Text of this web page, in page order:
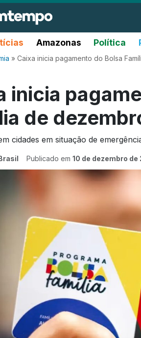
Amazonas Política
» Caixa inicia pagamento do Bolsa
inicia
de
cidades em situação de
Publicado em 10 de dezembro de